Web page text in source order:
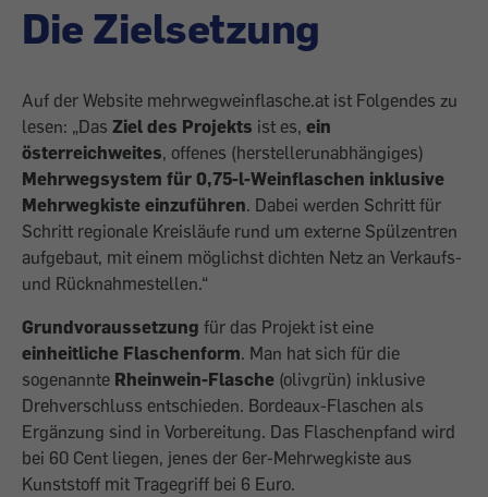
Die Zielsetzung
Auf der Website mehrwegweinflasche.at ist Folgendes zu
lesen: „Das Ziel des Pro­jekts ist es, ein
österreichweites, offenes (herstellerunabhängiges)
Mehrwegsystem für 0,75-l-Weinflaschen inklusive
Mehrwegkiste einzuführen. Dabei werden Schritt für
Schritt regionale Kreisläufe rund um externe Spülzentren
aufgebaut, mit einem möglichst dichten Netz an Verkaufs-
und Rücknahme­stellen.“
Grundvoraussetzung für das Projekt ist eine
einheitliche Flaschen­form. Man hat sich für die
sogenannte Rhein­wein-Flasche (oliv­grün) inklusive
Dreh­verschluss entschie­den. Bordeaux-Flaschen als
Ergänzung sind in Vor­bereitung. Das Flaschenpfand wird
bei 60 Cent liegen, jenes der 6er-Mehrwegkiste aus
Kunststoff mit Tragegriff bei 6 Euro.